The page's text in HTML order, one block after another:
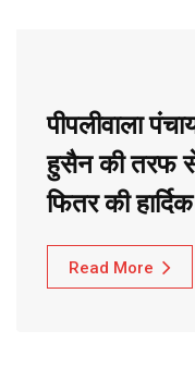
पीपलीवाला
हुसैन की तरफ
फितर की
Read More